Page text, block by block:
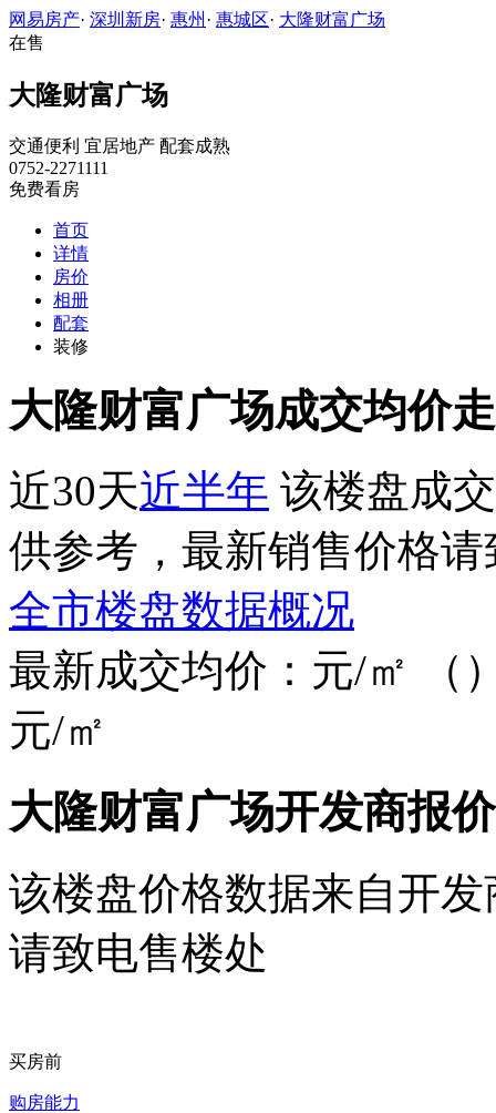
网易房产· 深圳新房· 惠州 · 惠城区· 大隆财富广场
在售
大隆财富广场
交通便利 宜居地产 配套成熟
0752-2271111
免费看房
首页
详情
房价
相册
配套
装修
大隆财富广场成交均价
近30天近半年 该楼盘成
供参考，最新销售价格
全市楼盘数据概况
最新成交均价： 元/㎡ （
元/㎡
大隆财富广场开发商报
该楼盘价格数据来自开
请致电售楼处
买房前
购房能力